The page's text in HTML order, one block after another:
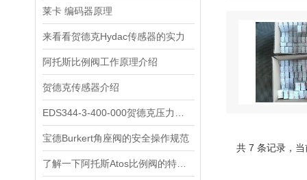
莱卡 编码器原理
来看看贺德克Hydac传感器的实力
阿托斯比例阀工作原理介绍
贺德克传感器介绍
宝德Burkert角座阀的安全操作规范
共 7 条记录，